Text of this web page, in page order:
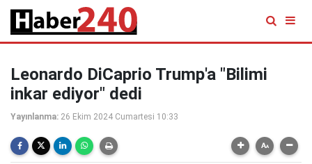
Leonardo DiCaprio Trump'a "Bilimi
inkar ediyor" dedi
Yayınlanma: 26 Ekim 2024 Cumartesi 10:33